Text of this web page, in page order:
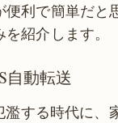
便利で簡単だと
紹介します。
自動転送
濫する時代に、